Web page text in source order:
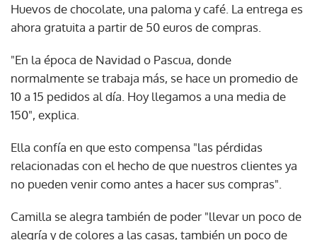
Huevos de chocolate, una paloma y café. La entrega es
ahora gratuita a partir de 50 euros de compras.
"En la época de Navidad o Pascua, donde
normalmente se trabaja más, se hace un promedio de
10 a 15 pedidos al día. Hoy llegamos a una media de
150", explica.
Ella confía en que esto compensa "las pérdidas
relacionadas con el hecho de que nuestros clientes ya
no pueden venir como antes a hacer sus compras".
Camilla se alegra también de poder "llevar un poco de
alegría y de colores a las casas, también un poco de